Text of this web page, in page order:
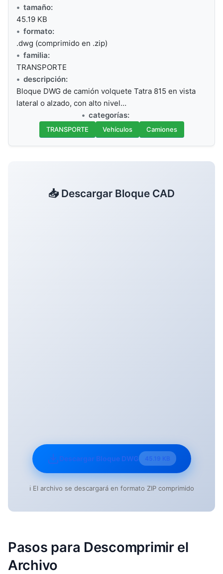
tamaño:
45.19 KB
formato:
.dwg (comprimido en .zip)
familia:
TRANSPORTE
descripción:
Bloque DWG de camión volquete Tatra 815 en vista
lateral o alzado, con alto nivel…
categorías:
TRANSPORTE Vehículos Camiones
📥 Descargar Bloque CAD
Descargar Bloque DWG 45.19 KB
ℹ️ El archivo se descargará en formato ZIP comprimido
Pasos para Descomprimir el
Archivo